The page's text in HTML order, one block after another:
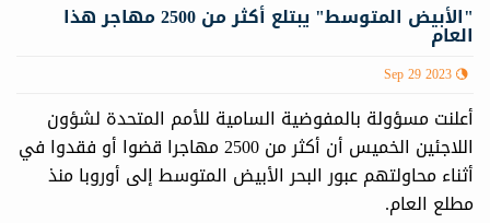
"الأبيض المتوسط" يبتلع أكثر من 2500 مهاجر هذا
العام
Sep 29 2023
أعلنت مسؤولة بالمفوضية السامية للأمم المتحدة لشؤون
اللاجئين الخميس أن أكثر من 2500 مهاجرا قضوا أو فقدوا في
أثناء محاولتهم عبور البحر الأبيض المتوسط إلى أوروبا منذ
مطلع العام.